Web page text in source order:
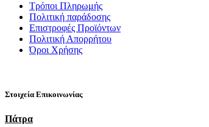
Τρόποι Πληρωμής
Πολιτική παράδοσης
Επιστροφές Προϊόντων
Πολιτική Απορρήτου
Όροι Χρήσης
Στοιχεία Επικοινωνίας
Πάτρα